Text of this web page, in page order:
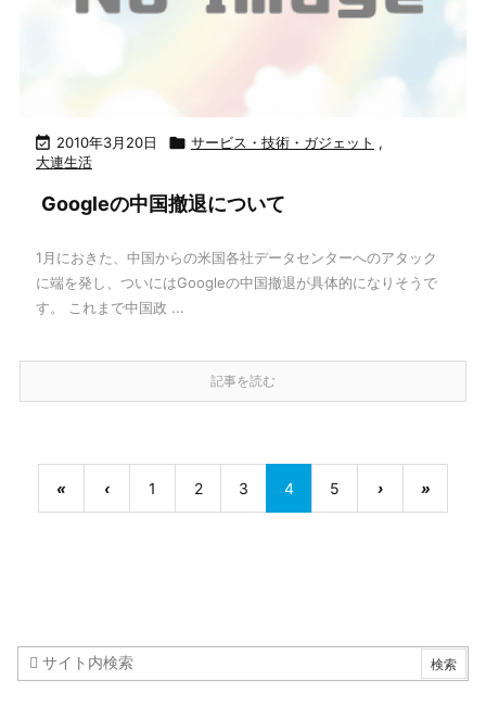
 2010年3月20日  サービス・技術・ガジェット ,
大連生活
Googleの中国撤退について
1月におきた、中国からの米国各社データセンターへのアタック
に端を発し、ついにはGoogleの中国撤退が具体的になりそうで
す。 これまで中国政 ...
記事を読む
« ‹ 1 2 3 4 5 › »